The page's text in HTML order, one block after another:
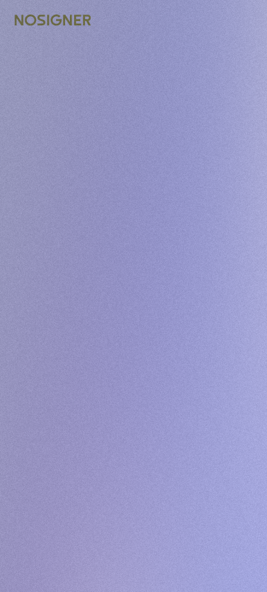
דף הבית